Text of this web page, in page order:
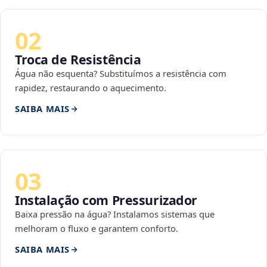
02
Troca de Resistência
Água não esquenta? Substituímos a resistência com
rapidez, restaurando o aquecimento.
SAIBA MAIS
03
Instalação com Pressurizador
Baixa pressão na água? Instalamos sistemas que
melhoram o fluxo e garantem conforto.
SAIBA MAIS